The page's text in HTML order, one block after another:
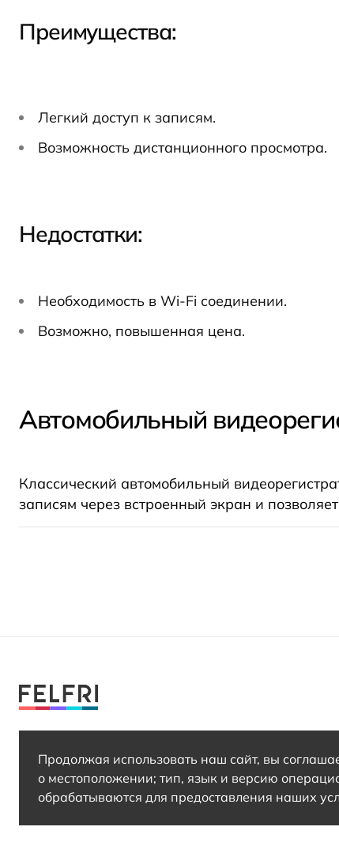
Преимущества:
Легкий доступ к записям.
Возможность дистанционного просмотра.
Недостатки:
Необходимость в Wi-Fi соединении.
Возможно, повышенная цена.
Автомобильный
Классический автомобильный
записям через встроенный экран и
info@felfri.ru
Продолжая использовать наш сайт, вы
о местоположении; тип, язык и версию
обрабатываются для предоставления наших